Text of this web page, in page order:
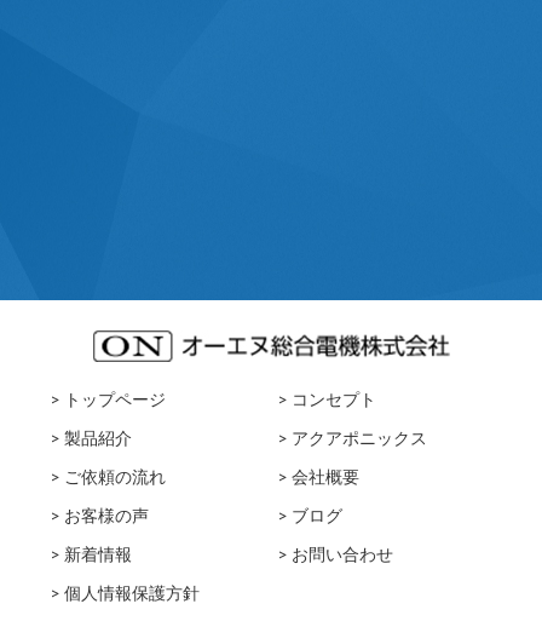
> トップページ
> コンセプト
> 製品紹介
> アクアポニックス
> ご依頼の流れ
> 会社概要
> お客様の声
> ブログ
> 新着情報
> お問い合わせ
> 個人情報保護方針